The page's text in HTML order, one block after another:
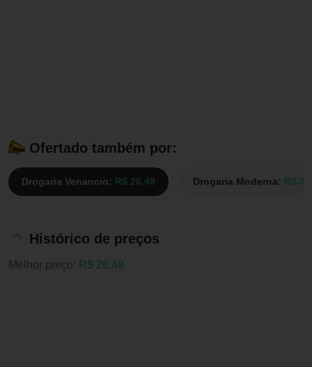
Ofertado também por:
Drogaria Venancio: R$ 26,49 Drogaria Moderna: R$
Histórico de preços
Melhor preço: R$ 26,49